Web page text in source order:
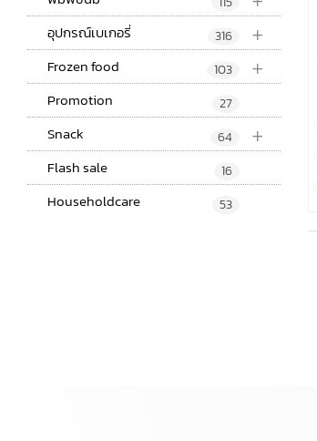
+
อุปกรณ์เบเกอรี่ 316
+
Frozen food 103
Promotion 27
+
Snack 64
Flash sale 16
Householdcare 53